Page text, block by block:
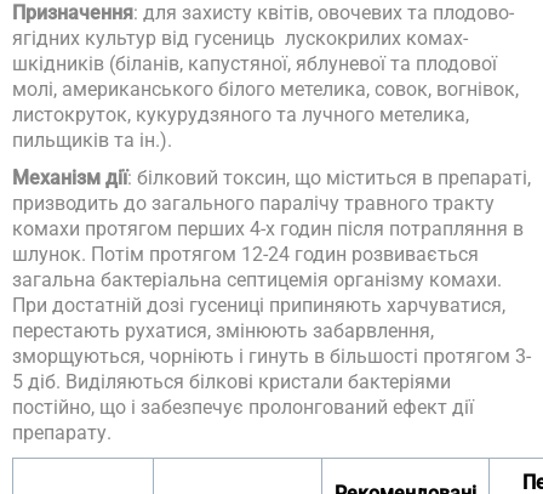
Призначення: для захисту квітів, овочевих та плодово-
ягідних культур від гусениць лускокрилих комах-
шкідників (біланів, капустяної, яблуневої та плодової
молі, американського білого метелика, совок, вогнівок,
листокруток, кукурудзяного та лучного метелика,
пильщиків та ін.).
Механізм дії: білковий токсин, що міститься в препараті,
призводить до загального паралічу травного тракту
комахи протягом перших 4-х годин після потрапляння в
шлунок. Потім протягом 12-24 годин розвивається
загальна бактеріальна септицемія організму комахи.
При достатній дозі гусениці припиняють харчуватися,
перестають рухатися, змінюють забарвлення,
зморщуються, чорніють і гинуть в більшості протягом 3-
5 діб. Виділяються білкові кристали бактеріями
постійно, що і забезпечує пролонгований ефект дії
препарату.